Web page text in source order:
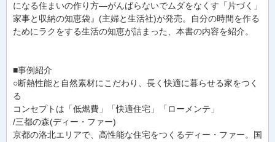
になる住まいの作り方―がんばらないでムダをなくす「片づく」
家事と収納の知恵袋』(主婦と生活社)が発売。自分の時間を作る
ためにラクをする生活の知恵が詰まった、本書の内容を紹介。
■事例紹介
○断熱性能と自然素材にこだわり、長く快適に暮らせる家をつく
る
コンセプトは「低燃費」「快適住宅」「ローメンテ」
/三都の森(ディー・ファー)
京都の洛北エリアで、高性能な住宅をつくるディー・ファー。国